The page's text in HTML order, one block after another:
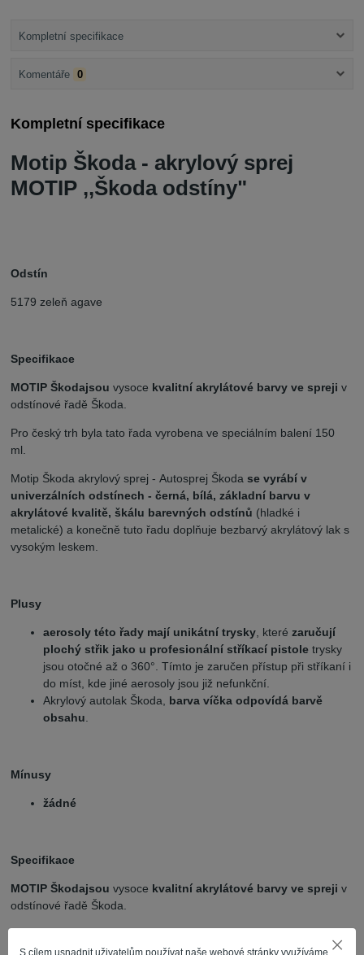
Kompletní specifikace
Komentáře 0
Kompletní specifikace
Motip Škoda - akrylový sprej
MOTIP ,,Škoda odstíny"
Odstín
5179 zeleň agave
Specifikace
MOTIP Škodajsou vysoce kvalitní akrylátové barvy ve spreji v
odstínové řadě Škoda.
Pro český trh byla tato řada vyrobena ve speciálním balení 150
ml.
Motip Škoda akrylový sprej - Autosprej Škodase vyrábí v
univerzálních odstínech - černá, bílá, základní barvu v
akrylátové kvalitě, škálu barevných odstínů (hladké i
metalické) a konečně tuto řadu doplňuje bezbarvý akrylátový lak s
vysokým leskem.
Plusy
aerosoly této řady mají unikátní trysky, kterézaručují
plochý střik jako u profesionální stříkací pistole trysky
jsou otočné až o 360°. Tímto je zaručen přístup při stříkaní i
do míst, kde jiné aerosoly jsou již nefunkční.
Akrylový autolak Škoda, barva víčka odpovídá barvě
obsahu.
Mínusy
žádné
Specifikace
MOTIP Škodajsou vysoce kvalitní akrylátové barvy ve spreji v
odstínové řadě Škoda.
ml.
S cílem usnadnit uživatelům používat naše webové stránky využíváme